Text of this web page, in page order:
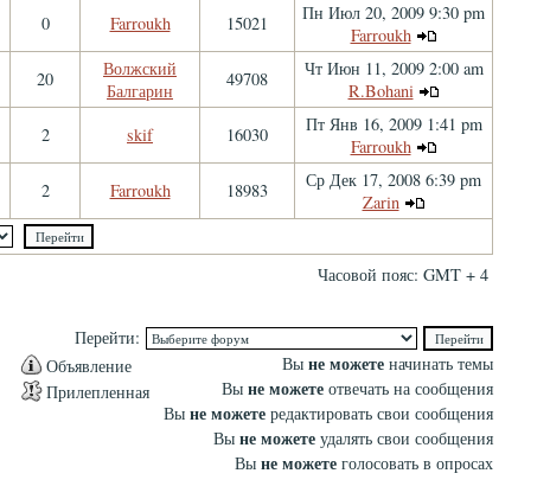
0 Farroukh 15021
Пн Июл 20, 2009 9:30 pm
Farroukh
20
Волжский
Балгарин
49708
Чт Июн 11, 2009 2:00 am
R.Bohani
2 skif 16030
Пт Янв 16, 2009 1:41 pm
Farroukh
2 Farroukh 18983
Ср Дек 17, 2008 6:39 pm
Zarin
Часовой пояс: GMT + 4
Перейти:
Объявление
Прилепленная
Вы не можете начинать темы
Вы не можете отвечать на сообщения
Вы не можете редактировать свои сообщения
Вы не можете удалять свои сообщения
Вы не можете голосовать в опросах